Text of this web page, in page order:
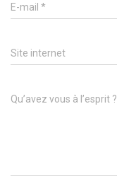
E-mail *
Site internet
Qu’avez vous à l’esprit ?